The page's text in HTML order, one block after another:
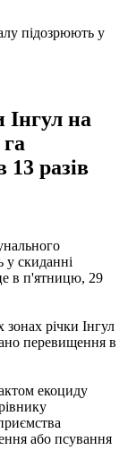
на
разів
у скиданні
в п'ятницю, 29
річки Інгул
перевищення в
екоциду
або псування